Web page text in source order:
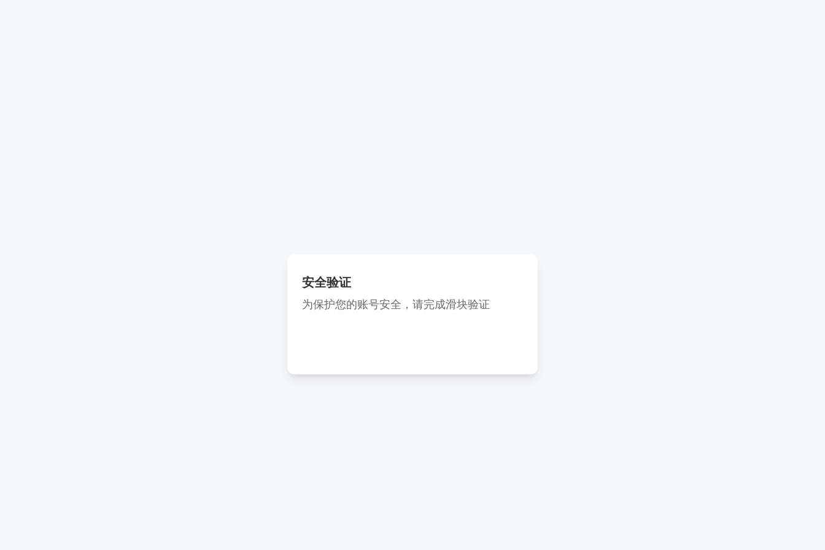
安全验证
为保护您的账号安全，请完成滑块验证